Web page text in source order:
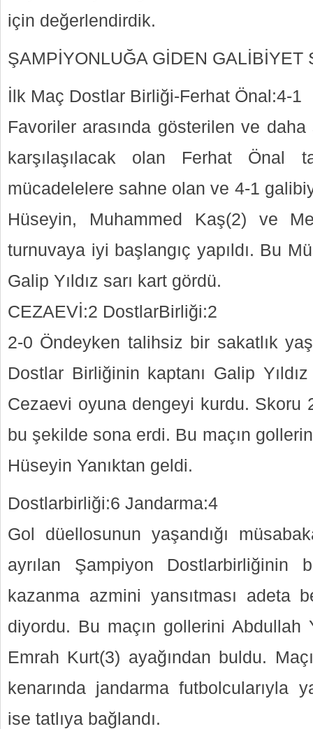
için değerlendirdik.
ŞAMPİYONLUĞA GİDEN GALİBİYET
İlk Maç Dostlar Birliği-Ferhat Önal:4-1
Favoriler arasında gösterilen ve
karşılaşılacak olan Ferhat Önal
mücadelelere sahne olan ve 4-1
Hüseyin, Muhammed Kaş(2) ve
turnuvaya iyi başlangıç yapıldı. Bu
Galip Yıldız sarı kart gördü.
CEZAEVİ:2 DostlarBirliği:2
2-0 Öndeyken talihsiz bir sakatlık
Dostlar Birliğinin kaptanı Galip
Cezaevi oyuna dengeyi kurdu. Skoru
bu şekilde sona erdi. Bu maçın
Hüseyin Yanıktan geldi.
Dostlarbirliği:6 Jandarma:4
Gol düellosunun yaşandığı
ayrılan Şampiyon Dostlarbirliğinin
kazanma azmini yansıtması adeta
diyordu. Bu maçın gollerini Abdullah
Emrah Kurt(3) ayağından buldu.
kenarında jandarma futbolcularıyla
ise tatlıya bağlandı.